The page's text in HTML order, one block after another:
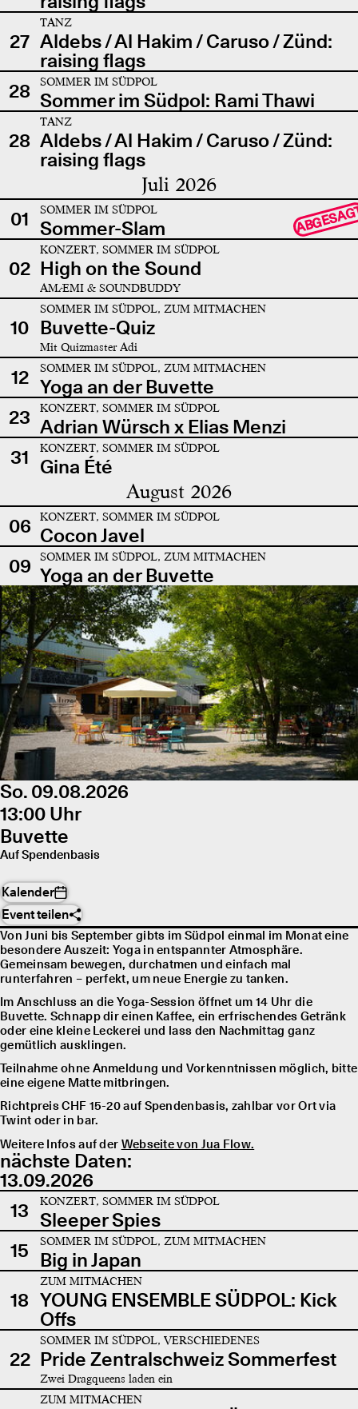
27
TANZ
Aldebs / Al Hakim / Caruso / Zünd:
raising flags
28
SOMMER IM SÜDPOL
Sommer im Südpol: Rami Thawi
28
TANZ
Aldebs / Al Hakim / Caruso / Zünd:
raising flags
Juli 2026
01 SOMMER IM SÜDPOL
Sommer-Slam
02
KONZERT, SOMMER IM SÜDPOL
High on the Sound
AMÆMI & SOUNDBUDDY
10
SOMMER IM SÜDPOL, ZUM MITMACHEN
Buvette-Quiz
Mit Quizmaster Adi
12 SOMMER IM SÜDPOL, ZUM MITMACHEN
Yoga an der Buvette
23
KONZERT, SOMMER IM SÜDPOL
Adrian Würsch x Elias Menzi
31
KONZERT, SOMMER IM SÜDPOL
Gina Été
August 2026
06 KONZERT, SOMMER IM SÜDPOL
Cocon Javel
09
SOMMER IM SÜDPOL, ZUM MITMACHEN
Yoga an der Buvette
So. 09.08.2026
13:00 Uhr
Buvette
Auf Spendenbasis
Kalender
Event teilen
Von Juni bis September gibts im Südpol einmal im Monat eine
besondere Auszeit: Yoga in entspannter Atmosphäre.
Gemeinsam bewegen, durchatmen und einfach mal
runterfahren – perfekt, um neue Energie zu tanken.
Im Anschluss an die Yoga-Session öffnet um 14 Uhr die
Buvette. Schnapp dir einen Kaffee, ein erfrischendes Getränk
oder eine kleine Leckerei und lass den Nachmittag ganz
gemütlich ausklingen.
Teilnahme ohne Anmeldung und Vorkenntnissen möglich, bitte
eine eigene Matte mitbringen.
Richtpreis CHF 15-20 auf Spendenbasis, zahlbar vor Ort via
Twint oder in bar.
Weitere Infos auf der Webseite von Jua Flow.
nächste Daten:
13.09.2026
13
KONZERT, SOMMER IM SÜDPOL
Sleeper Spies
15
SOMMER IM SÜDPOL, ZUM MITMACHEN
Big in Japan
18
ZUM MITMACHEN
YOUNG ENSEMBLE SÜDPOL: Kick
Offs
22
SOMMER IM SÜDPOL, VERSCHIEDENES
Pride Zentralschweiz Sommerfest
Zwei Dragqueens laden ein
ZUM MITMACHEN